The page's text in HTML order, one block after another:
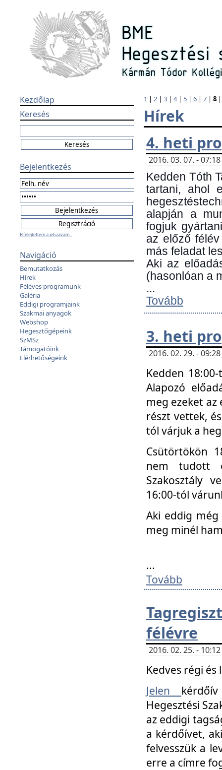
Kezdőlap
Keresés
Bejelentkezés
Elfelejtettem a jelszavam...
Navigáció
Bemutatkozás
Hírek
Féléves programunk
Galéria
Eddigi programjaink
Szakmai anyagok
Webshop
Hegesztőgépeink
SzMSz
Támogatóink
Elérhetőségeink
1 | 2 | 3 | 4| 5 | 6 | 7 | 8
Hírek
4. heti
2016. 03. 07. -
Kedden Tóth
tartani, ahol
alapján a
fogjuk
az előző
más feladat
Aki az
(hasonlóan a
...
Tovább
3. heti
2016. 02. 29. -
Kedden
Alapozó
meg ezeket
részt vettek,
tól várjuk a
Csütörtökön
nem tudott
Szakosztály
16:00-tól
Aki eddig
meg minél
...
Tovább
félévre
2016. 02. 25. -
Kedves régi
Jelen
Hegesztési
az eddigi
a kérdőívet,
felvesszük a
erre a címre